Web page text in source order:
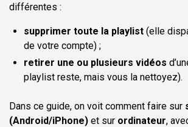
différentes :
supprimer toute la playlist (elle
de votre compte) ;
retirer une ou plusieurs vidéos
playlist reste, mais vous la nettoyez).
Dans ce guide, on voit comment faire sur
(Android/iPhone) et sur ordinateur,